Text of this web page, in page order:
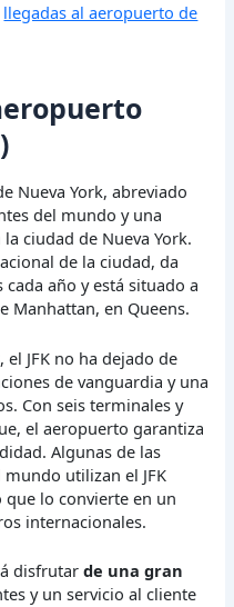
llegadas al aeropuerto de
Nueva York, abreviado
del mundo y una
ciudad de Nueva York.
de la ciudad, da
año y está situado a
Manhattan, en Queens.
JFK no ha dejado de
de vanguardia y una
Con seis terminales y
el aeropuerto garantiza
Algunas de las
utilizan el JFK
lo convierte en un
internacionales.
disfrutarde una gran
y un servicio al cliente